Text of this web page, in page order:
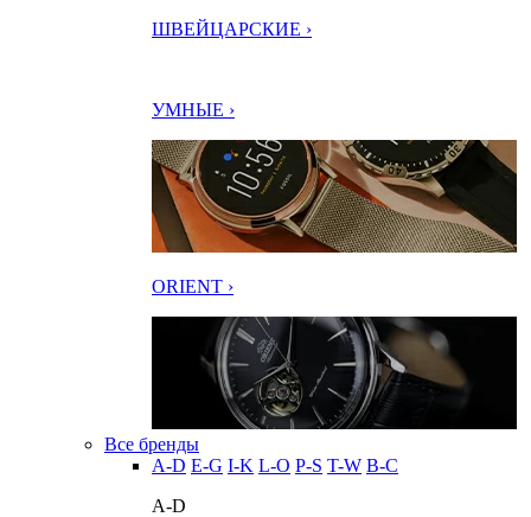
ШВЕЙЦАРСКИЕ ›
УМНЫЕ ›
ORIENT ›
Все бренды
A-D E-G I-K L-O P-S T-W В-С
A-D